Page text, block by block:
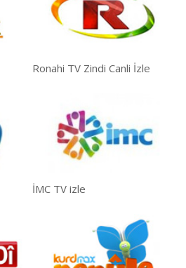
Ronahi TV Zindi Canli İzle
İMC TV izle